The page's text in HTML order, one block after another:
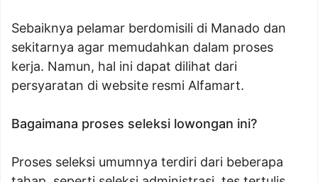
Sebaiknya pelamar berdomisili di Manado dan
sekitarnya agar memudahkan dalam proses
kerja. Namun, hal ini dapat dilihat dari
persyaratan di website resmi Alfamart.
Bagaimana proses seleksi lowongan ini?
Proses seleksi umumnya terdiri dari beberapa